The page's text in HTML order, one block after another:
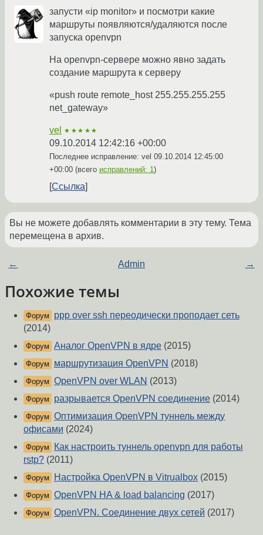
запусти «ip monitor» и посмотри какие
маршруты появляются/удаляются после
запуска openvpn
На openvpn-сервере можно явно задать
создание маршрута к серверу
«push route remote_host 255.255.255.255
net_gateway»
vel ★★★★★
09.10.2014 12:42:16 +00:00
Последнее исправление: vel 09.10.2014 12:45:00
+00:00 (всего исправлений: 1)
Ссылка
Вы не можете добавлять комментарии в эту тему. Тема
перемещена в архив.
← Admin →
Похожие темы
Форум
ppp over ssh переодически проподает сеть
(2014)
Форум Аналог OpenVPN в ядре (2015)
Форум маршрутизация OpenVPN (2018)
Форум OpenVPN over WLAN (2013)
Форум разрывается OpenVPN соединение (2014)
Форум Оптимизация OpenVPN туннель между
офисами (2024)
Форум
Как настроить туннель openvpn для работы
rstp? (2011)
Форум Настройка OpenVPN в Vitrualbox (2015)
Форум OpenVPN HA & load balancing (2017)
Форум OpenVPN. Соединение двух сетей (2017)